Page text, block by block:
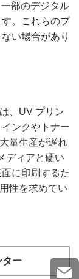
部のデジタル
。これらのプ
い場合があり
、UV プリン
ンクやトナー
量生産が遅れ
ディアと硬い
に印刷するた
性を求めてい
ター